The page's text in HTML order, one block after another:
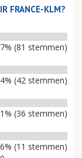
FRANCE-KLM?
(81 stemmen)
(42 stemmen)
(36 stemmen)
6% (11 stemmen)